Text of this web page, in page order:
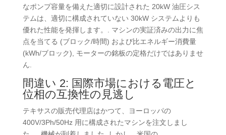
なポンプ容量を備えた適切に設計された 20kW 油圧シス
テムは、適切に構成されていない 30kW システムよりも
優れた性能を発揮します。. マシンの実証済みの出力に焦
点を当てる (ブロック/時間) および比エネルギー消費量
(kWh/ブロック), モーターの銘板の定格だけではありませ
ん.
間違い 2: 国際市場における電圧と
位相の互換性の見逃し
テキサスの販売代理店はかつて、ヨーロッパの
400V/3Ph/50Hz 用に構成されたマシンを注文しまし